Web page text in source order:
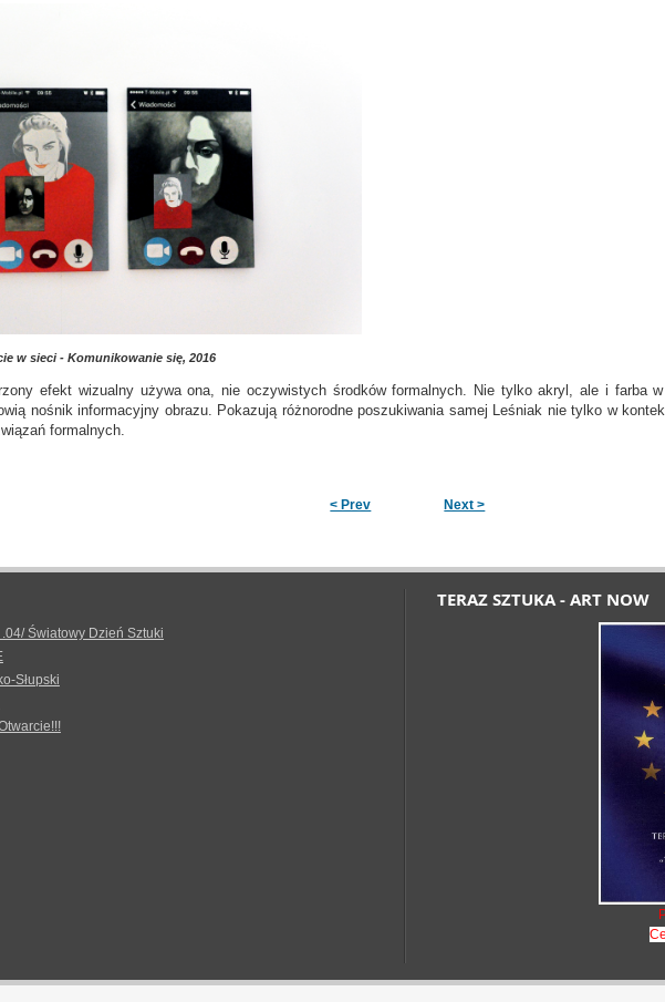
w sieci - Komunikowanie się, 2016
efekt wizualny używa ona, nie oczywistych środków formalnych. Nie tylko akryl, ale i farba
nośnik informacyjny obrazu. Pokazują różnorodne poszukiwania samej Leśniak nie tylko w
formalnych.
< Prev Next >
Światowy Dzień Sztuki
Słupski
TERAZ SZTUKA - ART NOW